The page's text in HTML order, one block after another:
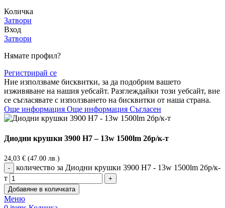
Количка
Затвори
Вход
Затвори
Нямате профил?
Регистрирай се
Ние използваме бисквитки, за да подобрим вашето
изживяване на нашия уебсайт. Разглеждайки този уебсайт, вие
се съгласявате с използването на бисквитки от наша страна.
Още информация Още информация Съгласен
Диодни крушки 3900 H7 – 13w 1500lm 2бр/к-т
24,03 € (47.00 лв.)
количество за Диодни крушки 3900 H7 - 13w 1500lm 2бр/к-
т
Добавяне в количката
Меню